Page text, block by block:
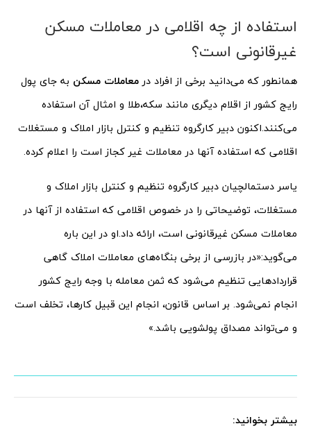
استفاده از چه اقلامی در معاملات مسکن
غیرقانونی است؟
همانطور که می‌دانید برخی از افراد در معاملات مسکن به جای پول
رایج کشور از اقلام دیگری مانند سکه،طلا و امثال آن استفاده
می‌کنند.اکنون دبیر کارگروه تنظیم و کنترل بازار املاک و مستغلات
اقلامی که استفاده آنها در معاملات غیر کجاز است را اعلام کرده.
یاسر دستمالچیان دبیر کارگروه تنظیم و کنترل بازار املاک و
مستغلات، توضیحاتی را در خصوص اقلامی که استفاده از آنها در
معاملات مسکن غیرقانونی است، ارائه داد.او در این باره
می‌گوید:«در بازرسی از برخی بنگاه‌های معاملات املاک گاهی
قراردادهایی تنظیم می‌شود که ثمن معامله با وجه رایج کشور
انجام نمی‌شود. بر اساس قانون، انجام این قبیل کارها، تخلف است
و می‌تواند مصداق پولشویی باشد.»
بیشتر بخوانید: